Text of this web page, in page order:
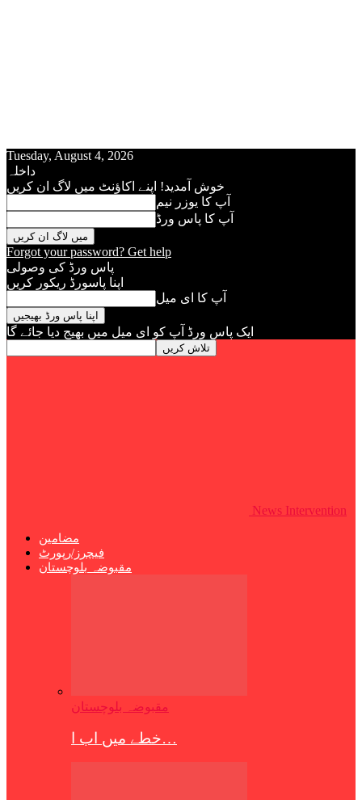
Tuesday, August 4, 2026
داخلہ
خوش آمدید! اپنے اکاؤنٹ میں لاگ ان کریں
آپ کا يوزر نيم
آپ کا پاس ورڈ
Forgot your password? Get help
پاس ورڈ کی وصولی
اپنا پاسورڈ ريکور کريں
آپ کا ای میل
ایک پاس ورڈ آپ کو ای ميل ميں بھیج دیا جائے گا
News Intervention
مضامین
فیچرز/رپورٹ
مقبوضہ بلوچستان
مقبوضہ بلوچستان
خطے میں اب ا…